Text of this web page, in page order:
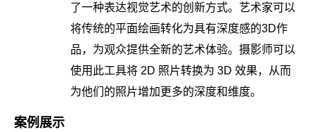
了一种表达视觉艺术的创新方式。艺术家可以
将传统的平面绘画转化为具有深度感的3D作
品，为观众提供全新的艺术体验。摄影师可以
使用此工具将 2D 照片转换为 3D 效果，从而
为他们的照片增加更多的深度和维度。
案例展示